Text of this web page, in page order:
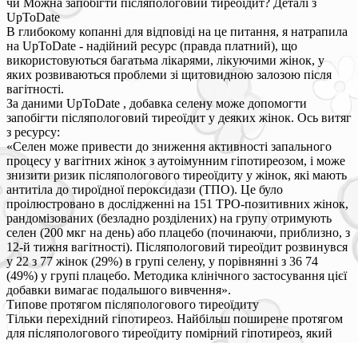
UpToDate
В глибокому копанні для відповіді на це питання, я натрапила
на UpToDate - надійний ресурс (правда платний), що
використовуються багатьма лікарями, лікуючими жінок, у
яких розвиваються проблеми зі щитовидною залозою після
вагітності.
За даними UpToDate , добавка селену може допомогти
запобігти післяпологовий тиреоїдит у деяких жінок. Ось витяг
з ресурсу:
«Селен може привести до зниження активності запального
процесу у вагітних жінок з аутоімунним гіпотиреозом, і може
знизити ризик післяпологового тиреоїдиту у жінок, які мають
антитіла до тироїдної пероксидази (ТПО). Це було
проілюстровано в дослідженні на 151 ТРО-позитивних жінок,
рандомізованих (безладно розділених) на групу отримують
селен (200 мкг на день) або плацебо (починаючи, приблизно, з
12-й тижня вагітності). Післяпологовий тиреоїдит розвинувся
у 22 з 77 жінок (29%) в групі селену, у порівнянні з 36 74
(49%) у групі плацебо. Методика клінічного застосування цієї
добавки вимагає подальшого вивчення».
Типове протягом післяпологового тиреоїдиту
Тільки перехідний гіпотиреоз. Найбільш поширене протягом
для післяпологового тиреоїдиту помірний гіпотиреоз, який